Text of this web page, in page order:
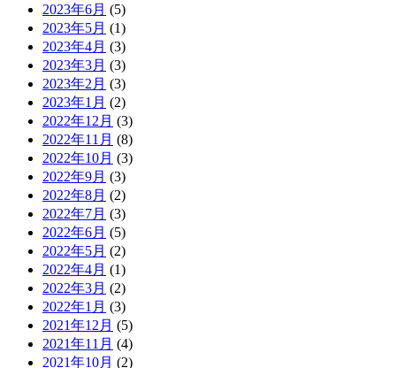
2023年6月 (5)
2023年5月 (1)
2023年4月 (3)
2023年3月 (3)
2023年2月 (3)
2023年1月 (2)
2022年12月 (3)
2022年11月 (8)
2022年10月 (3)
2022年9月 (3)
2022年8月 (2)
2022年7月 (3)
2022年6月 (5)
2022年5月 (2)
2022年4月 (1)
2022年3月 (2)
2022年1月 (3)
2021年12月 (5)
2021年11月 (4)
2021年10月 (2)